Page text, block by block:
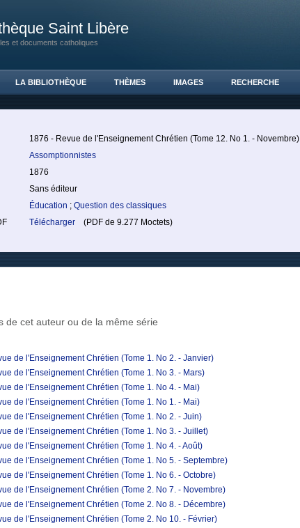
Saint Libère
et documents catholiques
LA BIBLIOTHÈQUE THÈMES IMAGES RECHERCHE
1876 - Revue de l'Enseignement Chrétien (Tome 12. No 1. - Novembre)
Assomptionnistes
1876
Sans éditeur
Éducation ; Question des classiques
Télécharger (PDF de 9.277 Moctets)
de cet auteur ou de la même série
de l'Enseignement Chrétien (Tome 1. No 2. - Janvier)
de l'Enseignement Chrétien (Tome 1. No 3. - Mars)
de l'Enseignement Chrétien (Tome 1. No 4. - Mai)
de l'Enseignement Chrétien (Tome 1. No 1. - Mai)
de l'Enseignement Chrétien (Tome 1. No 2. - Juin)
de l'Enseignement Chrétien (Tome 1. No 3. - Juillet)
de l'Enseignement Chrétien (Tome 1. No 4. - Août)
de l'Enseignement Chrétien (Tome 1. No 5. - Septembre)
de l'Enseignement Chrétien (Tome 1. No 6. - Octobre)
de l'Enseignement Chrétien (Tome 2. No 7. - Novembre)
de l'Enseignement Chrétien (Tome 2. No 8. - Décembre)
de l'Enseignement Chrétien (Tome 2. No 10. - Février)